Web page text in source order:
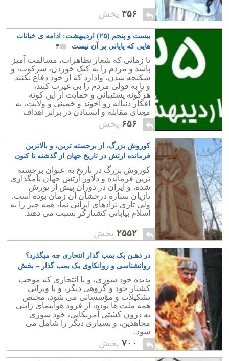
۳۵۶ پخش
بیست و پنجم (۲۵) اردیبهشت: ادامه ی خیانات
هایی که پایانی بر آن نیست
۴
تا زمانی که شعار تظاهرات، مسالمت آمیز
باشد و مردم را به کتک خوردن، سرکوب، و
شکنجه شدن، وادارد که از خود دفاع نکنند
و یا به قولی مردم را بی غیرت کنند،
هرگونه پشتیبانی و حمایت از این کوته
افکار دنباله رو آخوند و خمینی و ولایت، به
معنای مقابله و ایستادن در برابر اهداف
ملّی، و خیانت به مردم و کشور است.
۶۵۶ پخش
کوروش بزرگ، از برجسته ترین، و بالاترین
فرمانده ارتش در تاریخ جهان از گذشته تا کنون
کوروش بزرگ در تاریخ به عنوان برجسته
ترین فرمانده و دلاور ارتش جهان نامگذاری
شده، و ایران در دوران پیش از یورش
تازیان ستاره درخشان آن زمان بوده است.
ولی تازی نژادهای ایرانی نما، همه چیز را به
اسلام بیابانی کشتارگر نسبت می دهند.
۲۵۵۲ پخش
در ذهـن یک بمب گذار انتحاری چه میگذرد؟
روانشناسی و روانکاوی یک بمب گذار – بخش
پدیده خود سوزی، و یا انتحاری که موجب
کشتار خود و گروهی دیگر، و یا ویرانی
تشکیلات و مؤسساتی می شود، مختص
همه ملت ها بوده، از فرود هواپیمای ژاپنی
به درون کشتی آمریکایی، خود سوزی
مجاهدین، و بسیاری دیگر را شامل می
شود.
۷۰۰ پخش